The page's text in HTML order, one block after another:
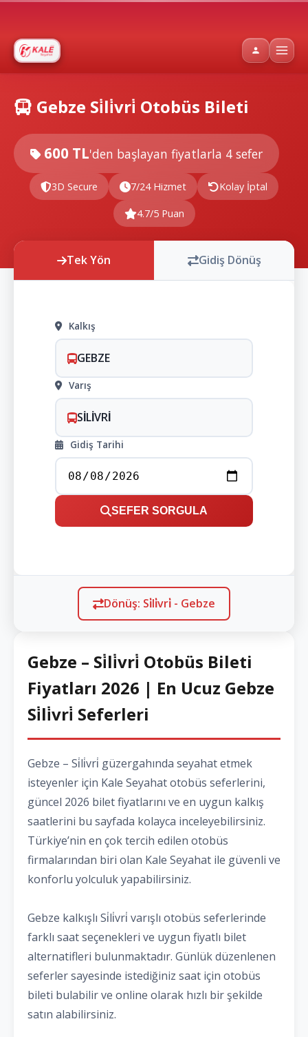
Gebze Si̇li̇vri̇ Otobüs Bileti
600 TL'den başlayan fiyatlarla 4 sefer
3D Secure 7/24 Hizmet Kolay İptal
4.7/5 Puan
Tek Yön Gidiş Dönüş
Kalkış
GEBZE
Varış
SİLİVRİ
Gidiş Tarihi
SEFER SORGULA
Dönüş: Si̇li̇vri̇ - Gebze
Gebze – Si̇li̇vri̇ Otobüs Bileti
Fiyatları 2026 | En Ucuz Gebze
Si̇li̇vri̇ Seferleri
Gebze – Si̇li̇vri̇ güzergahında seyahat etmek
isteyenler için Kale Seyahat otobüs seferlerini,
güncel 2026 bilet fiyatlarını ve en uygun kalkış
saatlerini bu sayfada kolayca inceleyebilirsiniz.
Türkiye’nin en çok tercih edilen otobüs
firmalarından biri olan Kale Seyahat ile güvenli ve
konforlu yolculuk yapabilirsiniz.
Gebze kalkışlı Si̇li̇vri̇ varışlı otobüs seferlerinde
farklı saat seçenekleri ve uygun fiyatlı bilet
alternatifleri bulunmaktadır. Günlük düzenlenen
seferler sayesinde istediğiniz saat için otobüs
bileti bulabilir ve online olarak hızlı bir şekilde
satın alabilirsiniz.